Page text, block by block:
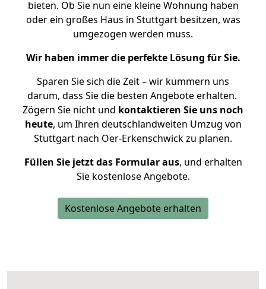
bieten. Ob Sie nun eine kleine Wohnung haben
oder ein großes Haus in Stuttgart besitzen, was
umgezogen werden muss.
Wir haben immer die perfekte Lösung für Sie.
Sparen Sie sich die Zeit – wir kümmern uns
darum, dass Sie die besten Angebote erhalten.
Zögern Sie nicht und kontaktieren Sie uns noch
heute, um Ihren deutschlandweiten Umzug von
Stuttgart nach Oer-Erkenschwick zu planen.
Füllen Sie jetzt das Formular aus, und erhalten
Sie kostenlose Angebote.
Kostenlose Angebote erhalten